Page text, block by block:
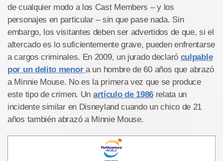
de cualquier modo a los Cast Members – y los
personajes en particular – sin que pase nada. Sin
embargo, los visitantes deben ser advertidos de que, si el
altercado es lo suficientemente grave, pueden enfrentarse
a cargos criminales. En 2009, un jurado declaró culpable
por un delito menor a un hombre de 60 años que abrazó
a Minnie Mouse. No es la primera vez que se produce
este tipo de crimen. Un artículo de 1986 relata un
incidente similar en Disneyland cuando un chico de 21
años también abrazó a Minnie Mouse.